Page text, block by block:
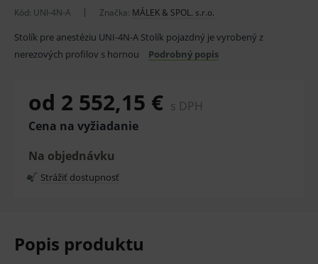
Kód: UNI-4N-A Značka: MÁLEK & SPOL. s.r.o.
Stolík pre anestéziu UNI-4N-A Stolík pojazdný je vyrobený z
nerezových profilov s hornou
Podrobný popis
od 2 552,15 € s DPH
Cena na vyžiadanie
Na objednávku
Strážiť dostupnosť
Popis produktu